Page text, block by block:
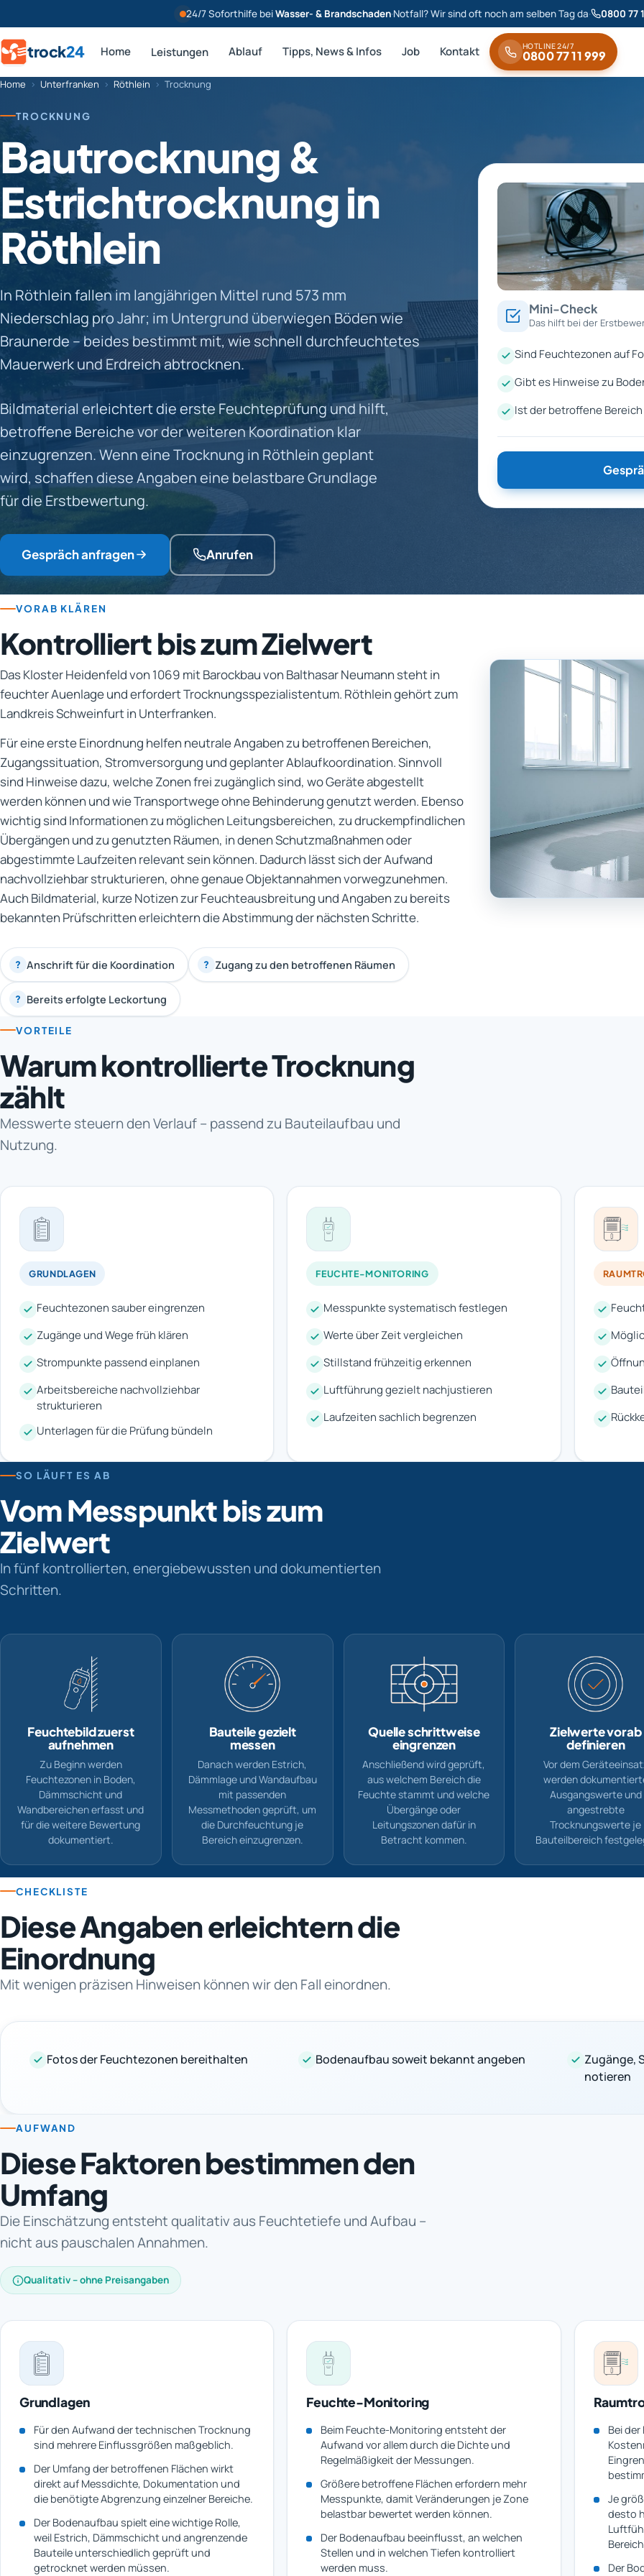
24/7 Soforthilfe beiWasser- & Brandschaden·Notfall? Wir sind oft noch am selben Tag da· 0800 77
trock24 Home Leistungen Ablauf Tipps, News & Infos Job Kontakt HOTLINE 24/7
0800 77 11 999
Home › Unterfranken › Röthlein › Trocknung
TROCKNUNG
Bautrocknung &
Estrichtrocknung in
Röthlein
In Röthlein fallen im langjährigen Mittel rund 573 mm
Niederschlag pro Jahr; im Untergrund überwiegen Böden wie
Braunerde – beides bestimmt mit, wie schnell durchfeuchtetes
Mauerwerk und Erdreich abtrocknen.
Bildmaterial erleichtert die erste Feuchteprüfung und hilft,
betroffene Bereiche vor der weiteren Koordination klar
einzugrenzen. Wenn eine Trocknung in Röthlein geplant
wird, schaffen diese Angaben eine belastbare Grundlage
für die Erstbewertung.
Gespräch anfragen Anrufen
Mini-Check
Das hilft bei der
Sind Feuchtezonen auf
Gibt es Hinweise zu
Ist der betroffene
VORAB KLÄREN
Kontrolliert bis zum Zielwert
Das Kloster Heidenfeld von 1069 mit Barockbau von Balthasar Neumann steht in
feuchter Auenlage und erfordert Trocknungsspezialistentum. Röthlein gehört zum
Landkreis Schweinfurt in Unterfranken.
Für eine erste Einordnung helfen neutrale Angaben zu betroffenen Bereichen,
Zugangssituation, Stromversorgung und geplanter Ablaufkoordination. Sinnvoll
sind Hinweise dazu, welche Zonen frei zugänglich sind, wo Geräte abgestellt
werden können und wie Transportwege ohne Behinderung genutzt werden. Ebenso
wichtig sind Informationen zu möglichen Leitungsbereichen, zu druckempfindlichen
Übergängen und zu genutzten Räumen, in denen Schutzmaßnahmen oder
abgestimmte Laufzeiten relevant sein können. Dadurch lässt sich der Aufwand
nachvollziehbar strukturieren, ohne genaue Objektannahmen vorwegzunehmen.
Auch Bildmaterial, kurze Notizen zur Feuchteausbreitung und Angaben zu bereits
bekannten Prüfschritten erleichtern die Abstimmung der nächsten Schritte.
? Anschrift für die Koordination ? Zugang zu den betroffenen Räumen
? Bereits erfolgte Leckortung
VORTEILE
Warum kontrollierte Trocknung
zählt
Messwerte steuern den Verlauf – passend zu Bauteilaufbau und
Nutzung.
GRUNDLAGEN
Feuchtezonen sauber eingrenzen
Zugänge und Wege früh klären
Strompunkte passend einplanen
Arbeitsbereiche nachvollziehbar
strukturieren
Unterlagen für die Prüfung bündeln
FEUCHTE-MONITORING
Messpunkte systematisch festlegen
Werte über Zeit vergleichen
Stillstand frühzeitig erkennen
Luftführung gezielt nachjustieren
Laufzeiten sachlich begrenzen
SO LÄUFT ES AB
Vom Messpunkt bis zum
Zielwert
In fünf kontrollierten, energiebewussten und dokumentierten
Schritten.
Feuchtebild zuerst
aufnehmen
Zu Beginn werden
Feuchtezonen in Boden,
Dämmschicht und
Wandbereichen erfasst und
für die weitere Bewertung
dokumentiert.
Bauteile gezielt
messen
Danach werden Estrich,
Dämmlage und Wandaufbau
mit passenden
Messmethoden geprüft, um
die Durchfeuchtung je
Bereich einzugrenzen.
Quelle schrittweise
eingrenzen
Anschließend wird geprüft,
aus welchem Bereich die
Feuchte stammt und welche
Übergänge oder
Leitungszonen dafür in
Betracht kommen.
Zielwerte vorab
definieren
Vor dem
werden
Ausgangswerte und
angestrebte
Trocknungswerte je
Bauteilbereich
CHECKLISTE
Diese Angaben erleichtern die
Einordnung
Mit wenigen präzisen Hinweisen können wir den Fall einordnen.
Fotos der Feuchtezonen bereithalten Bodenaufbau soweit bekannt angeben
Zugänge,
notieren
AUFWAND
Diese Faktoren bestimmen den
Umfang
Die Einschätzung entsteht qualitativ aus Feuchtetiefe und Aufbau –
nicht aus pauschalen Annahmen.
Qualitativ – ohne Preisangaben
Grundlagen
Für den Aufwand der technischen Trocknung
sind mehrere Einflussgrößen maßgeblich.
Der Umfang der betroffenen Flächen wirkt
direkt auf Messdichte, Dokumentation und
die benötigte Abgrenzung einzelner Bereiche.
Der Bodenaufbau spielt eine wichtige Rolle,
weil Estrich, Dämmschicht und angrenzende
Bauteile unterschiedlich geprüft und
getrocknet werden müssen.
Feuchte-Monitoring
Beim Feuchte-Monitoring entsteht der
Aufwand vor allem durch die Dichte und
Regelmäßigkeit der Messungen.
Größere betroffene Flächen erfordern mehr
Messpunkte, damit Veränderungen je Zone
belastbar bewertet werden können.
Der Bodenaufbau beeinflusst, an welchen
Stellen und in welchen Tiefen kontrolliert
werden muss.
Bei
Je
desto
Der